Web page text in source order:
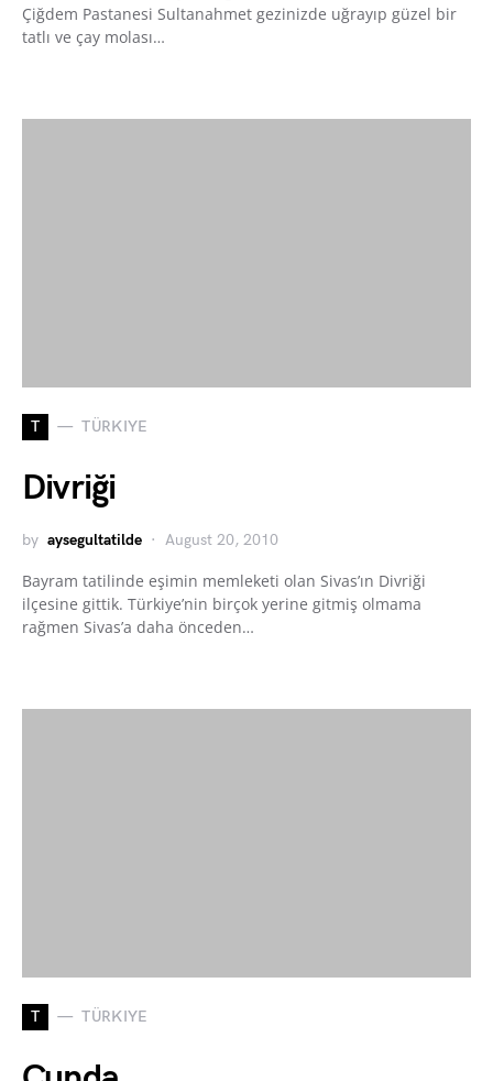
Çiğdem Pastanesi Sultanahmet gezinizde uğrayıp güzel bir
tatlı ve çay molası…
T TÜRKIYE
Divriği
by aysegultatilde August 20, 2010
Bayram tatilinde eşimin memleketi olan Sivas’ın Divriği
ilçesine gittik. Türkiye’nin birçok yerine gitmiş olmama
rağmen Sivas’a daha önceden…
T TÜRKIYE